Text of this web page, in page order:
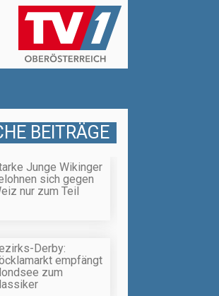
BEITRÄGE
Junge Wikinger
sich gegen
nur zum Teil
Derby:
empfängt
zum